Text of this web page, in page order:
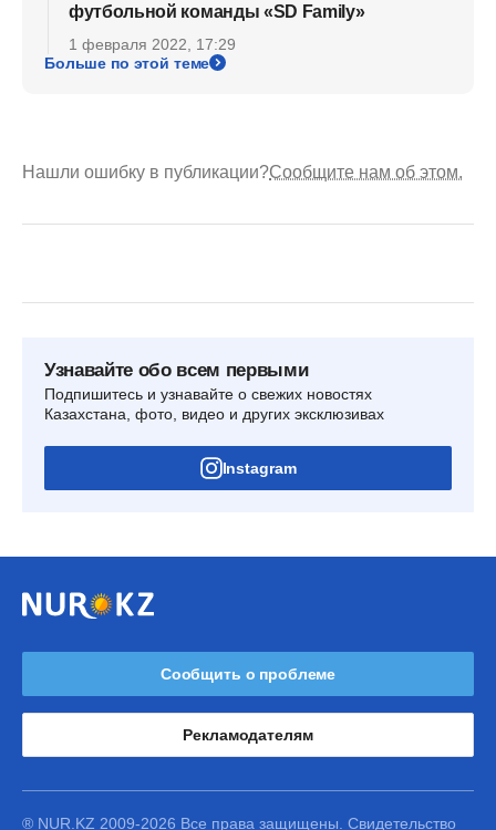
футбольной команды «SD Family»
1 февраля 2022, 17:29
Больше по этой теме
Нашли ошибку в публикации?Сообщите нам об этом.
Узнавайте обо всем первыми
Подпишитесь и узнавайте о свежих новостях
Казахстана, фото, видео и других эксклюзивах
Instagram
Сообщить о проблеме
Рекламодателям
® NUR.KZ 2009-2026 Все права защищены. Свидетельство